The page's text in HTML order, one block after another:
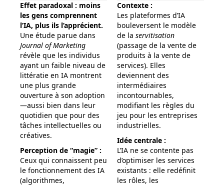
Effet paradoxal : moins
les gens comprennent
l’IA, plus ils l’apprécient.
Une étude parue dans
Journal of Marketing
révèle que les individus
ayant un faible niveau de
littératie en IA montrent
une plus grande
ouverture à son adoption
—aussi bien dans leur
quotidien que pour des
tâches intellectuelles ou
créatives.
Perception de “magie” :
Ceux qui connaissent peu
le fonctionnement des IA
(algorithmes,
Contexte :
Les plateformes d’IA
bouleversent le modèle
de la servitisation
(passage de la vente de
produits à la vente de
services). Elles
deviennent des
intermédiaires
incontournables,
modifiant les règles du
jeu pour les entreprises
industrielles.
Idée centrale :
L’IA ne se contente pas
d’optimiser les services
existants : elle redéfinit
les rôles, les